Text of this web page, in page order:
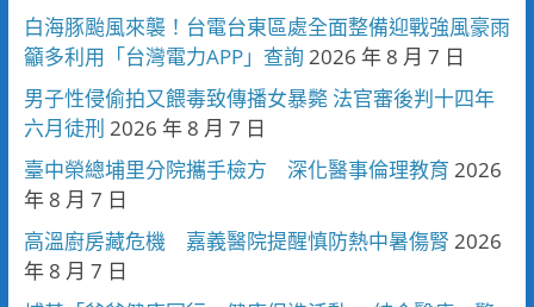
白海豚颱風來襲！台電台東區處全面整備迎戰強風豪雨
籲多利用「台灣電力APP」查詢 2026 年 8 月 7 日
男子性侵偷拍又餵毒致傳播女暴斃 法官審後判十四年
六月徒刑 2026 年 8 月 7 日
臺中榮總埔里分院攜手檢方 深化醫事倫理教育 2026
年 8 月 7 日
高溫廚房藏危機 嘉義醫院提醒慎防熱中暑傷腎 2026
年 8 月 7 日